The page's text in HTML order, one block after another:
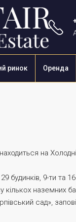
ринок Оренда
на
будинків, 9-ти та
кількох наземних
сад»,